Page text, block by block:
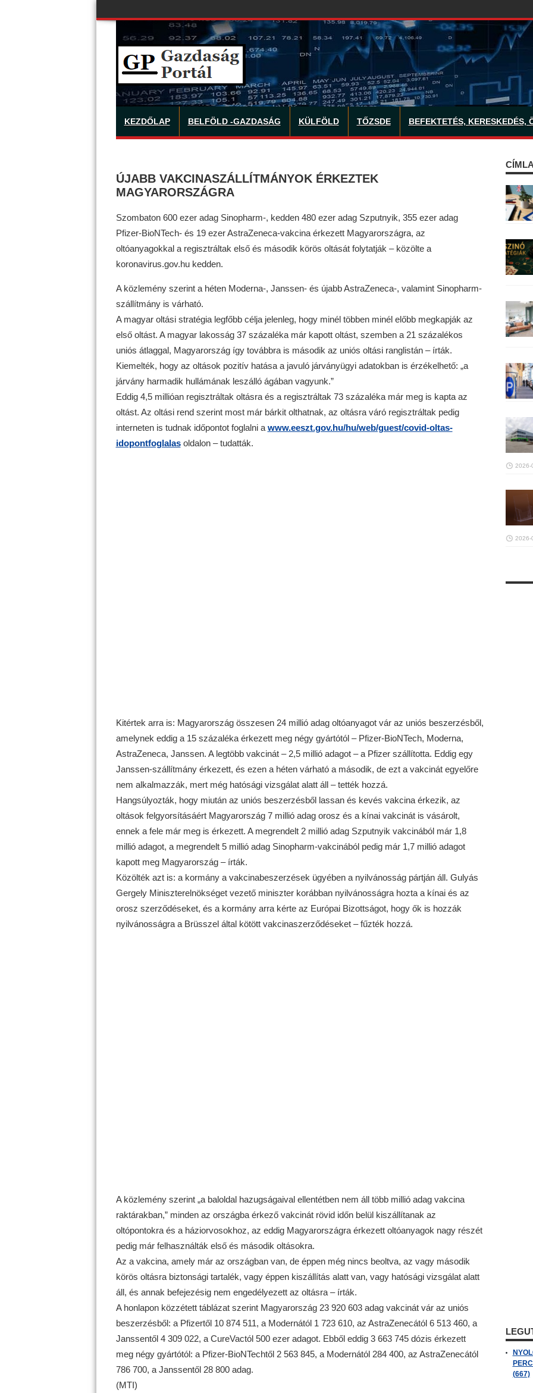
KEZDŐLAP BELFÖLD -GAZDASÁG KÜLFÖLD TŐZSDE BEFEKTETÉS, KERESKEDÉS,
ÚJABB VAKCINASZÁLLÍTMÁNYOK ÉRKEZTEK
MAGYARORSZÁGRA
Szombaton 600 ezer adag Sinopharm-, kedden 480 ezer adag Szputnyik, 355 ezer adag
Pfizer-BioNTech- és 19 ezer AstraZeneca-vakcina érkezett Magyarországra, az
oltóanyagokkal a regisztráltak első és második körös oltását folytatják – közölte a
koronavirus.gov.hu kedden.
A közlemény szerint a héten Moderna-, Janssen- és újabb AstraZeneca-, valamint Sinopharm-
szállítmány is várható.
A magyar oltási stratégia legfőbb célja jelenleg, hogy minél többen minél előbb megkapják az
első oltást. A magyar lakosság 37 százaléka már kapott oltást, szemben a 21 százalékos
uniós átlaggal, Magyarország így továbbra is második az uniós oltási ranglistán – írták.
Kiemelték, hogy az oltások pozitív hatása a javuló járványügyi adatokban is érzékelhető: „a
járvány harmadik hullámának leszálló ágában vagyunk.”
Eddig 4,5 millióan regisztráltak oltásra és a regisztráltak 73 százaléka már meg is kapta az
oltást. Az oltási rend szerint most már bárkit olthatnak, az oltásra váró regisztráltak pedig
interneten is tudnak időpontot foglalni a www.eeszt.gov.hu/hu/web/guest/covid-oltas-
idopontfoglalasoldalon – tudatták.
Kitértek arra is: Magyarország összesen 24 millió adag oltóanyagot vár az uniós beszerzésből,
amelynek eddig a 15 százaléka érkezett meg négy gyártótól – Pfizer-BioNTech, Moderna,
AstraZeneca, Janssen. A legtöbb vakcinát – 2,5 millió adagot – a Pfizer szállította. Eddig egy
Janssen-szállítmány érkezett, és ezen a héten várható a második, de ezt a vakcinát egyelőre
nem alkalmazzák, mert még hatósági vizsgálat alatt áll – tették hozzá.
Hangsúlyozták, hogy miután az uniós beszerzésből lassan és kevés vakcina érkezik, az
oltások felgyorsításáért Magyarország 7 millió adag orosz és a kínai vakcinát is vásárolt,
ennek a fele már meg is érkezett. A megrendelt 2 millió adag Szputnyik vakcinából már 1,8
millió adagot, a megrendelt 5 millió adag Sinopharm-vakcinából pedig már 1,7 millió adagot
kapott meg Magyarország – írták.
Közölték azt is: a kormány a vakcinabeszerzések ügyében a nyilvánosság pártján áll. Gulyás
Gergely Miniszterelnökséget vezető miniszter korábban nyilvánosságra hozta a kínai és az
orosz szerződéseket, és a kormány arra kérte az Európai Bizottságot, hogy ők is hozzák
nyilvánosságra a Brüsszel által kötött vakcinaszerződéseket – fűzték hozzá.
A közlemény szerint „a baloldal hazugságaival ellentétben nem áll több millió adag vakcina
raktárakban,” minden az országba érkező vakcinát rövid időn belül kiszállítanak az
oltópontokra és a háziorvosokhoz, az eddig Magyarországra érkezett oltóanyagok nagy részét
pedig már felhasználták első és második oltásokra.
Az a vakcina, amely már az országban van, de éppen még nincs beoltva, az vagy második
körös oltásra biztonsági tartalék, vagy éppen kiszállítás alatt van, vagy hatósági vizsgálat alatt
áll, és annak befejezésig nem engedélyezett az oltásra – írták.
A honlapon közzétett táblázat szerint Magyarország 23 920 603 adag vakcinát vár az uniós
beszerzésből: a Pfizertől 10 874 511, a Modernától 1 723 610, az AstraZenecától 6 513 460, a
Janssentől 4 309 022, a CureVactól 500 ezer adagot. Ebből eddig 3 663 745 dózis érkezett
meg négy gyártótól: a Pfizer-BioNTechtől 2 563 845, a Modernától 284 400, az AstraZenecától
786 700, a Janssentől 28 800 adag.
(MTI)
2026-
2026-
(667)